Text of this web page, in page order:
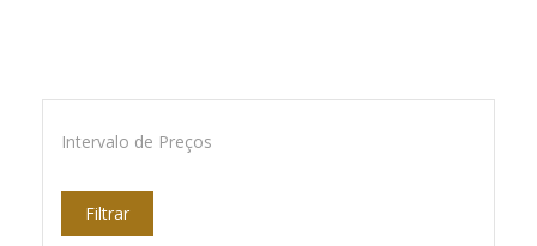
Intervalo de Preços
Filtrar